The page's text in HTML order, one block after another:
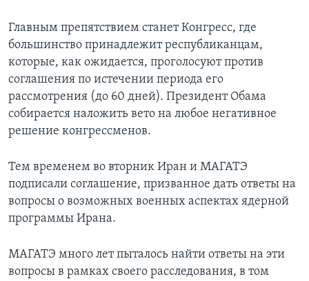
Главным препятствием станет Конгресс, где
большинство принадлежит республиканцам,
которые, как ожидается, проголосуют против
соглашения по истечении периода его
рассмотрения (до 60 дней). Президент Обама
собирается наложить вето на любое негативное
решение конгрессменов.
Тем временем во вторник Иран и МАГАТЭ
подписали соглашение, призванное дать ответы на
вопросы о возможных военных аспектах ядерной
программы Ирана.
МАГАТЭ много лет пыталось найти ответы на эти
вопросы в рамках своего расследования, в том